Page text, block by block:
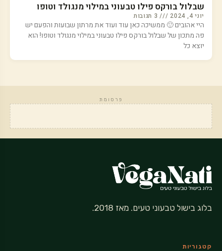
שבלול בורקס פילו טבעוני במילוי מנגולד וטופו
יוני 4, 2024 3 תגובות
היי אהובים 🙂 ממשיכה כאן עוד ועוד את מרתון שבועות והפעם יש
פה מתכון של שבלול בורקס פילו טבעוני במילוי מנגולד וטופו! הוא
יוצא כל
פרסומת
בלוג בישול טבעוני טעים. מאז 2018.
קטגוריות